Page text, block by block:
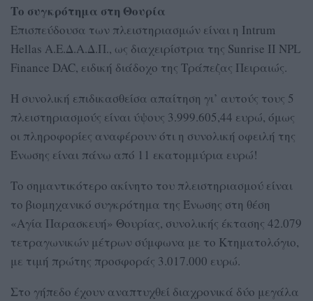
Το συγκρότημα στη Θουρία
Επισπεύδουσα των πλειστηριασμών είναι η Intrum
Hellas Α.Ε.Δ.Α.Δ.Π., ως διαχειρίστρια της Sunrise II NPL
Finance DAC, ειδική διάδοχο της Τράπεζας Πειραιώς.
Η συνολική επιδικασθείσα απαίτηση γι’ αυτούς τους 5
πλειστηριασμούς είναι ύψους 3.999.605,44 ευρώ, όμως
οι πληροφορίες αναφέρουν ότι η συνολική οφειλή της
Ένωσης είναι πάνω από 11 εκατομμύρια ευρώ!
Το σημαντικότερο ακίνητο του πλειστηριασμού είναι
το βιομηχανικό συγκρότημα της Ένωσης στη θέση
«Αγία Παρασκευή» Θουρίας, συνολικής έκτασης 42.079
τετραγωνικών μέτρων σύμφωνα με το Κτηματολόγιο,
με τιμή πρώτης προσφοράς 3.017.000 ευρώ.
Στο γήπεδο έχουν αναπτυχθεί διαχρονικά δύο μεγάλα